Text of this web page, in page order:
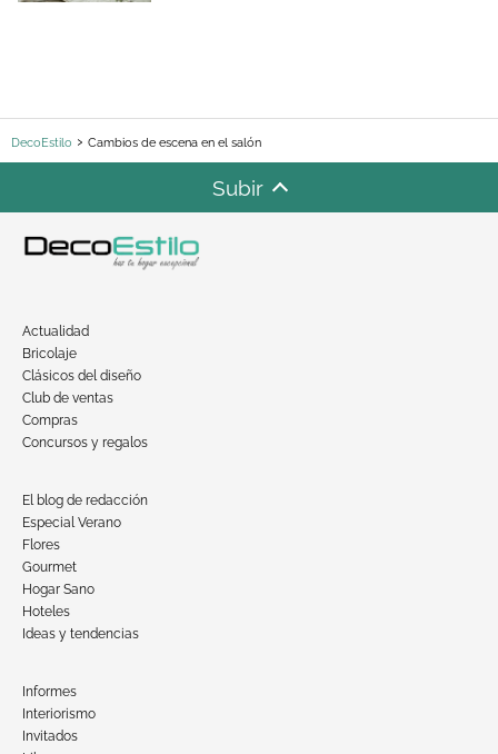
DecoEstilo Cambios de escena en el salón
Subir
Actualidad
Bricolaje
Clásicos del diseño
Club de ventas
Compras
Concursos y regalos
El blog de redacción
Especial Verano
Flores
Gourmet
Hogar Sano
Hoteles
Ideas y tendencias
Informes
Interiorismo
Invitados